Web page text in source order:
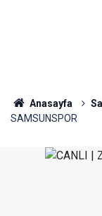
Anasayfa
SAMSUNSPOR